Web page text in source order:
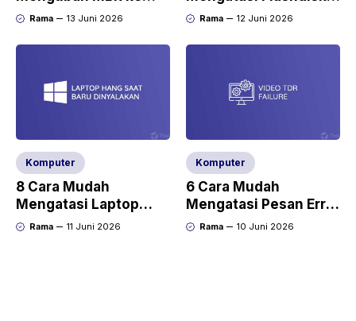
GPT di Windows 10
Rama 13 Juni 2026
Tidak Bisa Diformat
Rama 12 Juni 2026
Komputer
8 Cara Mudah
Mengatasi Laptop
Hang Saat Baru
Rama 11 Juni 2026
Komputer
6 Cara Mudah
Mengatasi Pesan Error
Video TDR Failure
Rama 10 Juni 2026